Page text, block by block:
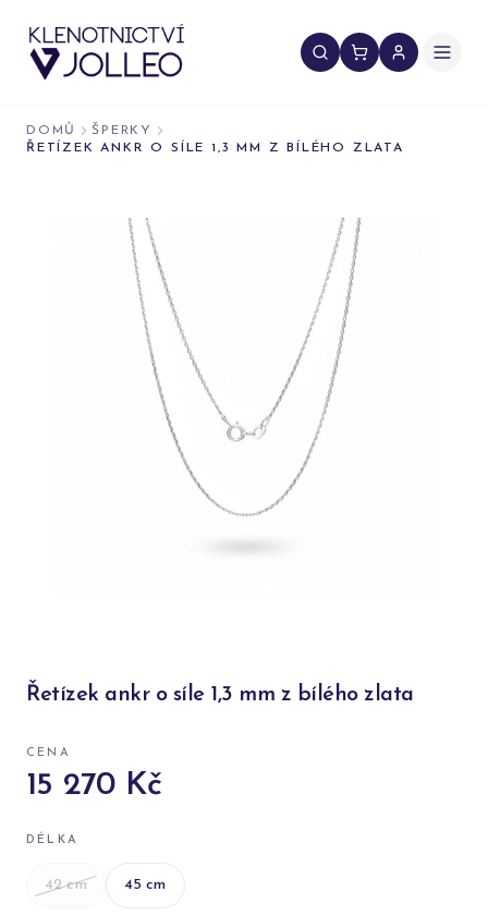
DOMŮ
ŠPERKY
ŘETÍZEK ANKR O SÍLE 1,3 MM Z BÍLÉHO ZLATA
Řetízek ankr o síle 1,3 mm z bílého zlata
CENA
15 270 Kč
DÉLKA
42cm 45 cm